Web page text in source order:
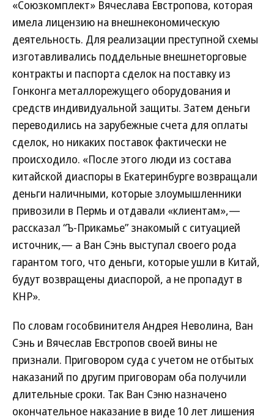
«Союзкомплект» Вячеслава Евстропова, которая
имела лицензию на внешнекономическую
деятельность. Для реализации преступной схемы
изготавливались поддельные внешнеторговые
контракты и паспорта сделок на поставку из
Гонконга металлорежущего оборудования и
средств индивидуальной защиты. Затем деньги
переводились на зарубежные счета для оплаты
сделок, но никаких поставок фактически не
происходило. «После этого люди из состава
китайской диаспоры в Екатеринбурге возвращали
деньги наличными, которые злоумышленники
привозили в Пермь и отдавали «клиентам»,—
рассказал “Ъ-Прикамье” знакомый с ситуацией
источник,— а Ван Сэнь выступал своего рода
гарантом того, что деньги, которые ушли в Китай,
будут возвращены диаспорой, а не пропадут в
КНР».
По словам гособвинителя Андрея Неволина, Ван
Сэнь и Вячеслав Евстропов своей вины не
признали. Приговором суда с учетом не отбытых
наказаний по другим приговорам оба получили
длительные сроки. Так Ван Сэню назначено
окончательное наказание в виде 10 лет лишения